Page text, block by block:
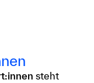
steht